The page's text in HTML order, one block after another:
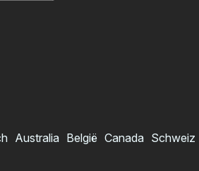
Australia België Canada Schweiz